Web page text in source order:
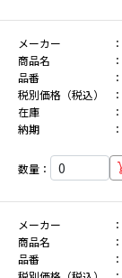
メーカー
商品名
品番
税別価格（税込）
在庫
納期
数量：
メーカー
商品名
品番